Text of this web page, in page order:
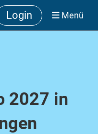
Login Menü
2027 in